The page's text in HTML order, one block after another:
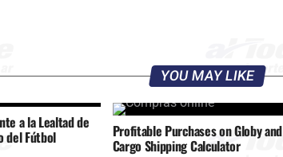
YOU MAY LIKE
a la Lealtad de
del Fútbol Profitable Purchases on Globy and
Cargo Shipping Calculator